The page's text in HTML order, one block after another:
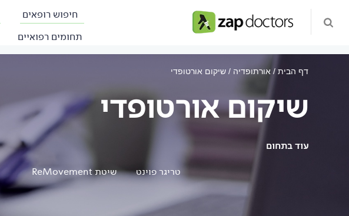
חיפוש רופאים
תחומים רפואיים
דף הבית אורתופדיה שיקום אורטופדי
שיקום אורטופדי
עוד בתחום
טריגר פוינט שיטת ReMovement